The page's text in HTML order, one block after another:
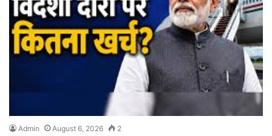
Admin August 6, 2026 2